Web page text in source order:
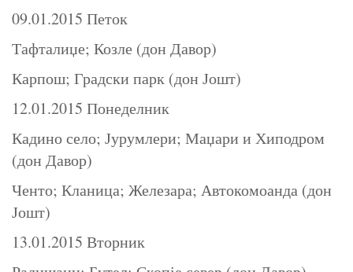
09.01.2015 Петок
Тафталиџе; Козле (дон Давор)
Карпош; Градски парк (дон Јошт)
12.01.2015 Понеделник
Кадино село; Јурумлери; Маџари и Хиподром
(дон Давор)
Ченто; Кланица; Железара; Автокомоанда (дон
Јошт)
13.01.2015 Вторник